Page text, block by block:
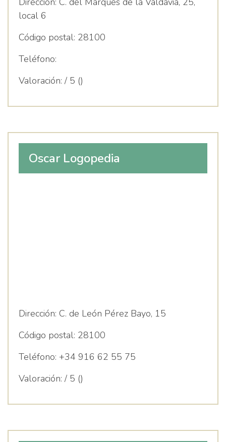
local 6
Código postal: 28100
Teléfono:
Valoración: / 5 ()
Oscar Logopedia
Dirección: C. de León Pérez Bayo, 15
Código postal: 28100
Teléfono: +34 916 62 55 75
Valoración: / 5 ()